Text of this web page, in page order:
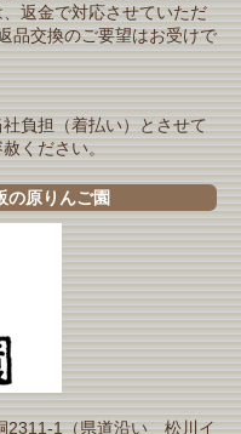
返金で対応させていただ
品交換のご要望はお受けで
負担（着払い）とさせて
ください。
の原りんご園
2311-1（県道沿い 松川イ